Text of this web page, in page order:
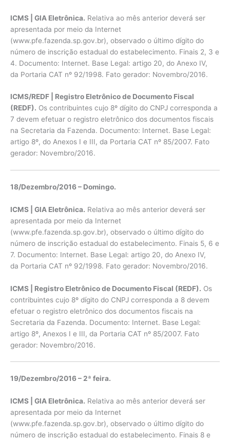
ICMS | GIA Eletrônica. Relativa ao mês anterior deverá ser
apresentada por meio da Internet
(www.pfe.fazenda.sp.gov.br), observado o último dígito do
número de inscrição estadual do estabelecimento. Finais 2, 3 e
4. Documento: Internet. Base Legal: artigo 20, do Anexo IV,
da Portaria CAT nº 92/1998. Fato gerador: Novembro/2016.
ICMS/REDF | Registro Eletrônico de Documento Fiscal
(REDF). Os contribuintes cujo 8º dígito do CNPJ corresponda a
7 devem efetuar o registro eletrônico dos documentos fiscais
na Secretaria da Fazenda. Documento: Internet. Base Legal:
artigo 8º, do Anexos I e III, da Portaria CAT nº 85/2007. Fato
gerador: Novembro/2016.
18/Dezembro/2016 – Domingo.
ICMS | GIA Eletrônica. Relativa ao mês anterior deverá ser
apresentada por meio da Internet
(www.pfe.fazenda.sp.gov.br), observado o último dígito do
número de inscrição estadual do estabelecimento. Finais 5, 6 e
7. Documento: Internet. Base Legal: artigo 20, do Anexo IV,
da Portaria CAT nº 92/1998. Fato gerador: Novembro/2016.
ICMS | Registro Eletrônico de Documento Fiscal (REDF). Os
contribuintes cujo 8º dígito do CNPJ corresponda a 8 devem
efetuar o registro eletrônico dos documentos fiscais na
Secretaria da Fazenda. Documento: Internet. Base Legal:
artigo 8º, Anexos I e III, da Portaria CAT nº 85/2007. Fato
gerador: Novembro/2016.
19/Dezembro/2016 – 2ª feira.
ICMS | GIA Eletrônica. Relativa ao mês anterior deverá ser
apresentada por meio da Internet
(www.pfe.fazenda.sp.gov.br), observado o último dígito do
número de inscrição estadual do estabelecimento. Finais 8 e